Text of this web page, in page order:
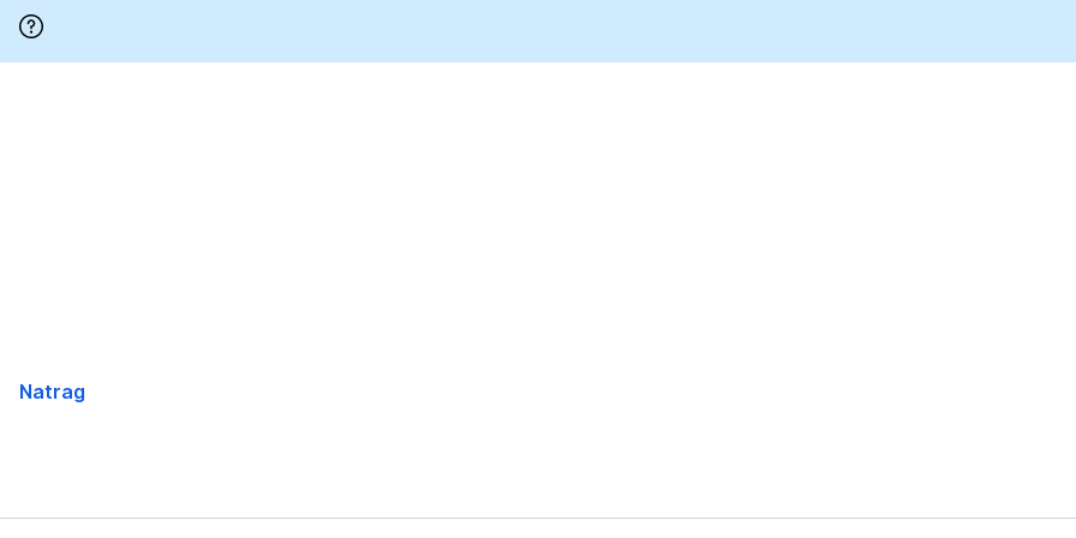
Preskoči
Natrag